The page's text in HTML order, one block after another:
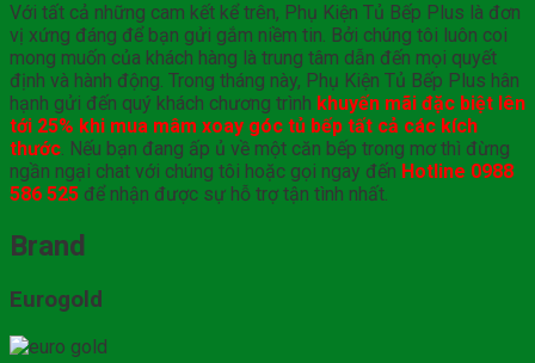
Với tất cả những cam kết kể trên, Phụ Kiện Tủ Bếp Plus là đơn
vị xứng đáng để bạn gửi gắm niềm tin. Bởi chúng tôi luôn coi
mong muốn của khách hàng là trung tâm dẫn đến mọi quyết
định và hành động. Trong tháng này, Phụ Kiện Tủ Bếp Plus hân
hạnh gửi đến quý khách chương trình khuyến mãi đặc biệt lên
tới 25% khi mua mâm xoay góc tủ bếp tất cả các kích
thước. Nếu bạn đang ấp ủ về một căn bếp trong mơ thì đừng
ngần ngại chat với chúng tôi hoặc gọi ngay đến Hotline 0988
586 525 để nhận được sự hỗ trợ tận tình nhất.
Brand
Eurogold